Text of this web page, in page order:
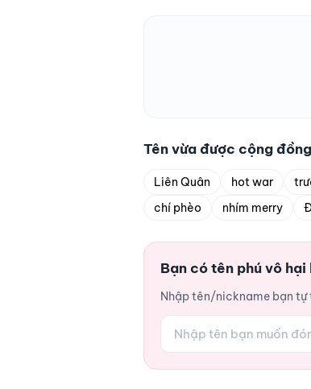
Tên vừa được cộng
Liên Quân hot war
chí phèo
nhím merry
Bạn có tên phú vô
Nhập tên/nickname bạn tự